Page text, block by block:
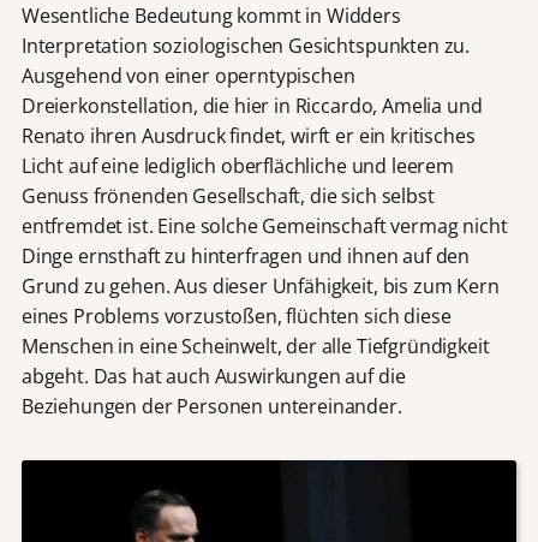
Wesentliche Bedeutung kommt in Widders
Interpretation soziologischen Gesichtspunkten zu.
Ausgehend von einer operntypischen
Dreierkonstellation, die hier in Riccardo, Amelia und
Renato ihren Ausdruck findet, wirft er ein kritisches
Licht auf eine lediglich oberflächliche und leerem
Genuss frönenden Gesellschaft, die sich selbst
entfremdet ist. Eine solche Gemeinschaft vermag nicht
Dinge ernsthaft zu hinterfragen und ihnen auf den
Grund zu gehen. Aus dieser Unfähigkeit, bis zum Kern
eines Problems vorzustoßen, flüchten sich diese
Menschen in eine Scheinwelt, der alle Tiefgründigkeit
abgeht. Das hat auch Auswirkungen auf die
Beziehungen der Personen untereinander.